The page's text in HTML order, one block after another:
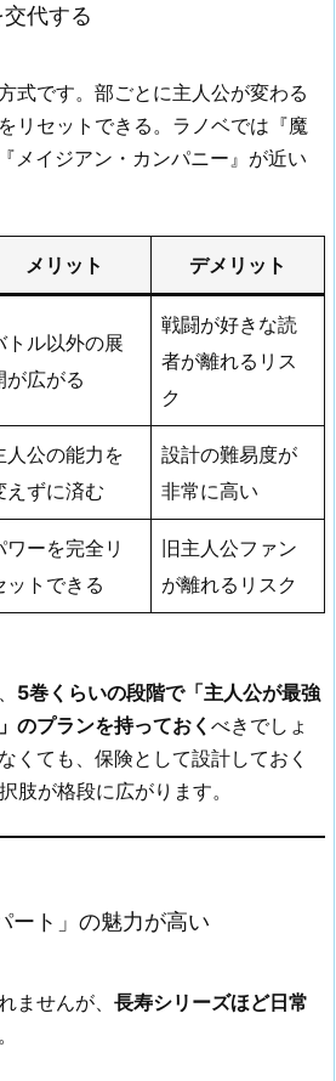
代する
式です。部ごとに主人公が変わる
リセットできる。ラノベでは『魔
メイジアン・カンパニー』が近い
メリット デメリット
トル以外の展
が広がる
戦闘が好きな読
者が離れるリス
ク
人公の能力を
えずに済む
設計の難易度が
非常に高い
ワーを完全リ
ットできる
旧主人公ファン
が離れるリスク
5巻くらいの段階で「主人公が最強
のプランを持っておく べきでしょ
くても、保険として設計しておく
肢が格段に広がります。
ト」の魅力が高い
ませんが、 長寿シリーズほど日常